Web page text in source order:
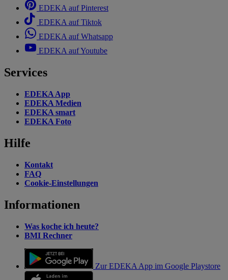
EDEKA auf Pinterest
EDEKA auf Tiktok
EDEKA auf Whatsapp
EDEKA auf Youtube
Services
EDEKA App
EDEKA Medien
EDEKA smart
EDEKA Foto
Hilfe
Kontakt
FAQ
Cookie-Einstellungen
Informationen
Was koche ich heute?
BMI Rechner
Zur EDEKA App im Google Playstore